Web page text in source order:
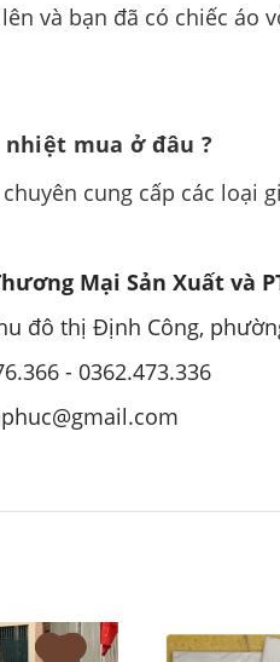
và bạn đã có chiếc áo
mua ở đâu ?
chuyên cung cấp các
Mại Sản Xuất và
đô thị Định Công,
- 0362.473.336